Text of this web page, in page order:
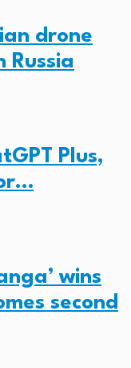
drone
Russia
Plus,
wins
second